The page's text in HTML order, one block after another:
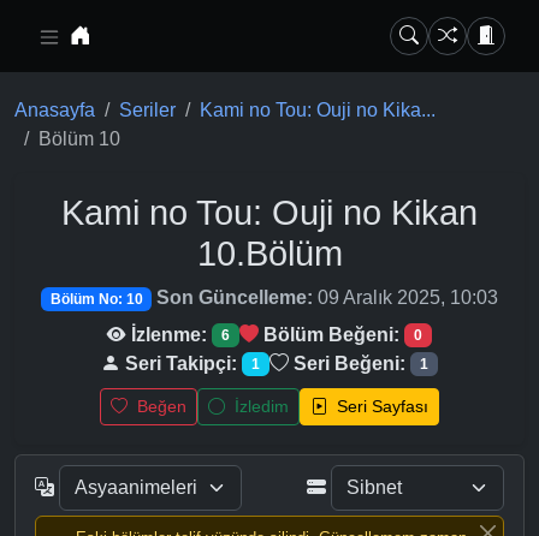
Anasayfa Seriler
Kami no Tou: Ouji no Kika...
Bölüm 10
Kami no Tou: Ouji no Kikan
10.Bölüm
Bölüm No: 10 Son Güncelleme: 09 Aralık 2025, 10:03
İzlenme:
6 Bölüm Beğeni: 0
Seri Takipçi: 1 Seri Beğeni: 1
Beğen İzledim Seri Sayfası